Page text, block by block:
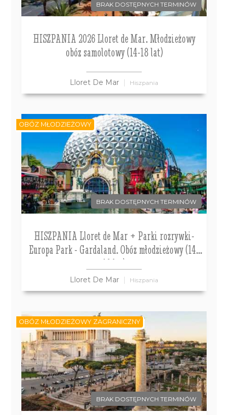
BRAK DOSTĘPNYCH TERMINÓW
HISZPANIA 2026 Lloret de Mar. Młodzieżowy
obóz samolotowy (14-18 lat)
Lloret De Mar Hiszpania
BRAK DOSTĘPNYCH TERMINÓW
HISZPANIA Lloret de Mar + Parki rozrywki-
Europa Park - Gardaland. Obóz młodzieżowy (14-
18 lat)
Lloret De Mar Hiszpania
OBÓZ MŁODZIEŻOWY
BRAK DOSTĘPNYCH TERMINÓW
OBÓZ MŁODZIEŻOWY ZAGRANICZNY